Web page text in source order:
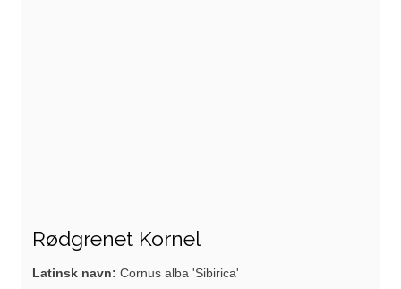
Rødgrenet Kornel
Latinsk navn: Cornus alba 'Sibirica'